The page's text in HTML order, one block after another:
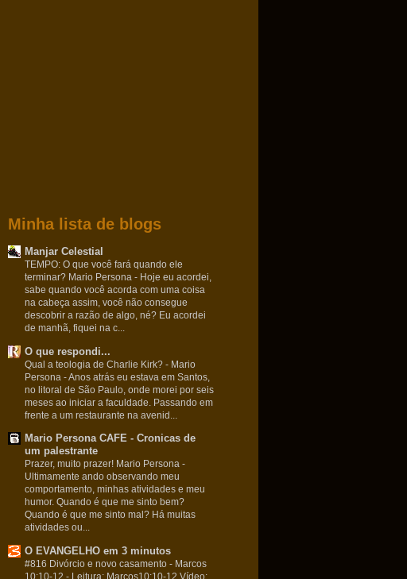
Minha lista de blogs
Manjar Celestial
TEMPO: O que você fará quando ele
terminar? Mario Persona - Hoje eu acordei,
sabe quando você acorda com uma coisa
na cabeça assim, você não consegue
descobrir a razão de algo, né? Eu acordei
de manhã, fiquei na c...
O que respondi...
Qual a teologia de Charlie Kirk? - Mario
Persona -Anos atrás eu estava em Santos,
no litoral de São Paulo, onde morei por seis
meses ao iniciar a faculdade. Passando em
frente a um restaurante na avenid...
Mario Persona CAFE - Cronicas de
um palestrante
Prazer, muito prazer! Mario Persona -
Ultimamente ando observando meu
comportamento, minhas atividades e meu
humor. Quando é que me sinto bem?
Quando é que me sinto mal? Há muitas
atividades ou...
O EVANGELHO em 3 minutos
#816 Divórcio e novo casamento - Marcos
10:10-12 - Leitura: Marcos10:10-12 Vídeo: